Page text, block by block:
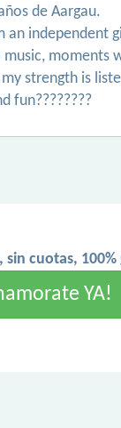
de Aargau.
an independent
moments
strength is
fun????????
sin cuotas,
YA!